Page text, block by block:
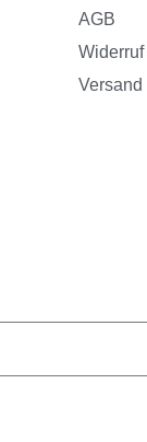
AGB
Widerruf
Versand